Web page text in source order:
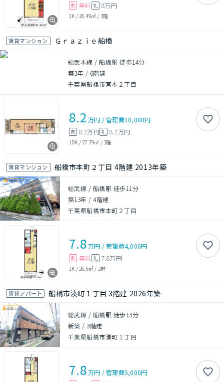
敷 無料 礼 8万円
1K / 26.49㎡ / 3階
賃貸マンション Ｇｒａｚｉｅ船橋
総武本線 / 船橋駅 徒歩14分
築3年 / 6階建
千葉県船橋市宮本２丁目
8.2 万円 /管理費10,000円
敷 8.2万円礼 8.2万円
1DK / 27.79㎡ /3階
賃貸マンション 船橋市本町２丁目 4階建 2013年築
総武線 / 船橋駅 徒歩11分
築13年 /4階建
千葉県船橋市本町２丁目
7.8万円 /管理費4,000円
敷 無料 礼 7.8万円
1K / 26.6㎡ / 2階
賃貸アパート 船橋市湊町１丁目 3階建 2026年築
総武線 / 船橋駅 徒歩13分
新築 / 3階建
千葉県船橋市湊町１丁目
7.8万円 /管理費5,000円